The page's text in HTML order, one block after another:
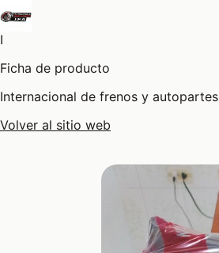
I
Ficha de producto
Internacional de frenos y autopartes
Volver al sitio web